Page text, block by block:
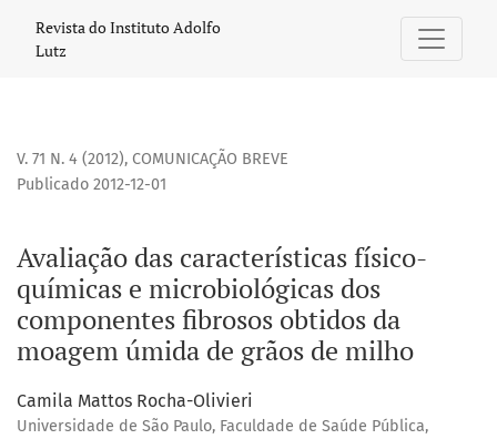
Avaliação das características físico-químicas e
Revista do Instituto Adolfo
Lutz
V. 71 N. 4 (2012), COMUNICAÇÃO BREVE
Avaliação das características físico-
químicas e microbiológicas dos
componentes fibrosos obtidos da
moagem úmida de grãos de milho
Publicado 2012-12-01
Camila Mattos Rocha-Olivieri
Universidade de São Paulo, Faculdade de Saúde Pública,